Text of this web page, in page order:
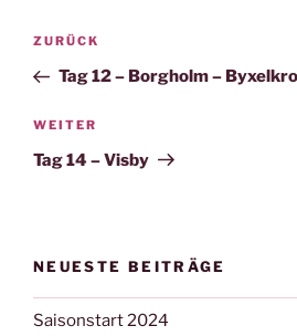
Beitragsnavigation
Vorheriger
Beitrag
ZURÜCK
Tag 12 – Borgholm –
Nächster
Beitrag
WEITER
Tag 14 – Visby
NEUESTE BEITRÄGE
Saisonstart 2024